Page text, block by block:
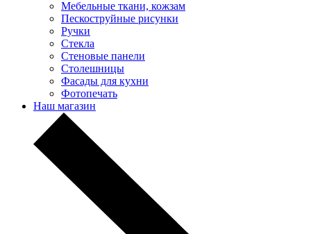
Мебельные ткани, кожзам
Пескоструйные рисунки
Ручки
Стекла
Стеновые панели
Столешницы
Фасады для кухни
Фотопечать
Наш магазин